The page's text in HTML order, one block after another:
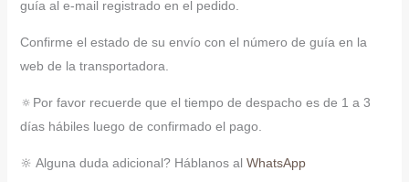
guía al e-mail registrado en el pedido.
Confirme el estado de su envío con el número de guía en la
web de la transportadora.
🔅Por favor recuerde que el tiempo de despacho es de 1 a 3
días hábiles luego de confirmado el pago.
🔆 Alguna duda adicional? Háblanos al WhatsApp